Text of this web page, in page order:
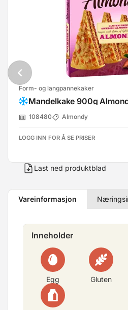
Form- og langpannekaker
Mandelkake 900g
108480 Almondy
LOGG INN FOR Å SE PRISER
Last ned produktblad
Vareinformasjon
Inneholder
Egg Gluten